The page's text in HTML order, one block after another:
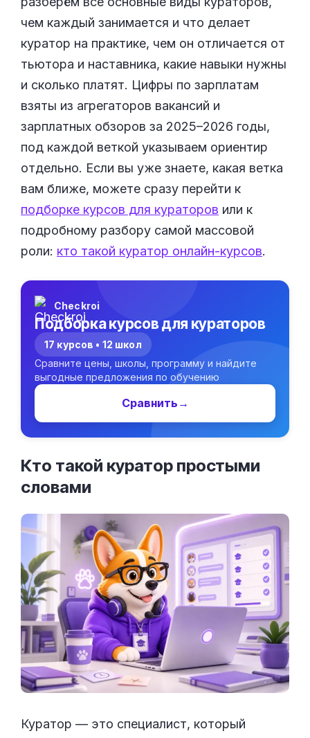
чем каждый занимается и что делает
куратор на практике, чем он отличается от
тьютора и наставника, какие навыки нужны
и сколько платят. Цифры по зарплатам
взяты из агрегаторов вакансий и
зарплатных обзоров за 2025–2026 годы,
под каждой веткой указываем ориентир
отдельно. Если вы уже знаете, какая ветка
вам ближе, можете сразу перейти к
подборке курсов для кураторов или к
подробному разбору самой массовой
роли: кто такой куратор онлайн-курсов.
Checkroi
Подборка курсов для кураторов
17 курсов • 12 школ
Сравните цены, школы, программу и найдите
выгодные предложения по обучению
Сравнить →
Кто такой куратор простыми
словами
Куратор — это специалист, который